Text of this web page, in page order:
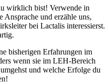
wirklich bist! Verwende in
Ansprache und erzähle uns,
bei Lactalis interessierst.
bisherigen Erfahrungen im
wenn sie im LEH-Bereich
und welche Erfolge du